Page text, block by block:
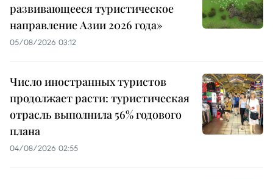
развивающееся туристическое
направление Азии 2026 года»
05/08/2026 03:12
Число иностранных туристов
продолжает расти: туристическая
отрасль выполнила 56% годового
плана
04/08/2026 02:55